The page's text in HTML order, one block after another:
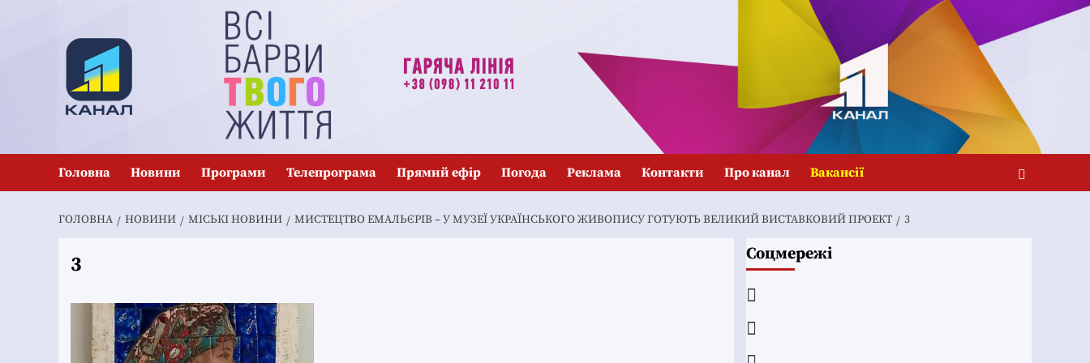
Головна Новини Програми Телепрограма Прямий ефір Погода Реклама Контакти Про канал Вакансії
ГОЛОВНА НОВИНИ MІСЬКІ НОВИНИ МИСТЕЦТВО ЕМАЛЬЄРІВ – У МУЗЕЇ УКРАЇНСЬКОГО ЖИВОПИСУ ГОТУЮТЬ ВЕЛИКИЙ ВИСТАВКОВИЙ ПРОЕКТ 3
3 Соцмережі